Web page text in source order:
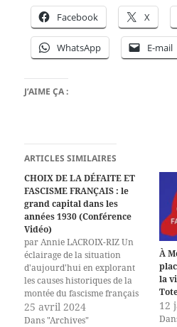
Facebook X
WhatsApp E-mail
J’AIME ÇA :
ARTICLES SIMILAIRES
CHOIX DE LA DÉFAITE ET
FASCISME FRANÇAIS : le
grand capital dans les
années 1930 (Conférence
Vidéo)
par Annie LACROIX-RIZ Un
éclairage de la situation
d'aujourd'hui en explorant
les causes historiques de la
montée du fascisme français
dans les années 30 et d'une
défaite annoncée de la
25 avril 2024
Dans "Archives"
À
la
12